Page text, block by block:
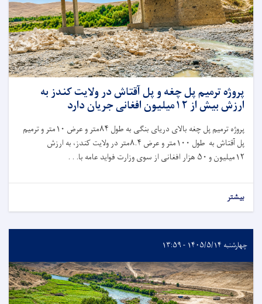
پروژه ترمیم پل چغه و پل آقتاش در ولایت کندز به
ارزش بیش از ۱۲میلیون افغانی جریان دارد
پروژه ترمیم پل چغه بالای دریای بنگی به طول ۸۴متر و عرض ۱۰متر و ترمیم
پل آقتاش به طول ۱۰۰متر و عرض ۸.۴متر در ولایت کندز، به ارزش
۱۲میلیون و ۵۰ هزار افغانی از سوی وزارت فواید عامه با. . .
بیشتر
چهارشنبه ۱۴۰۵/۵/۱۴ - ۱۳:۵۹